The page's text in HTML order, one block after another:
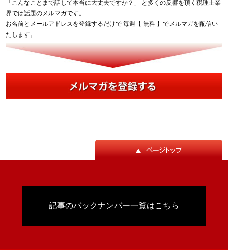
「こんなことまで話して本当に大丈夫ですか？」 と多くの反響を頂く税理士業
界では話題のメルマガです。
お名前とメールアドレスを登録するだけで 毎週【 無料 】でメルマガを配信い
たします。
記事のバックナンバー一覧はこちら